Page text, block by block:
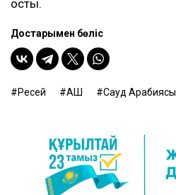
қосты.
Достарыңмен бөліс
Ресей АҚШ Сауд Арабиясы